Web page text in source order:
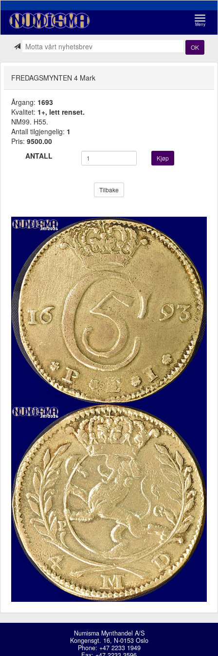
Meny
OK
FREDAGSMYNTEN 4 Mark
Årgang: 1693
Kvalitet: 1+, lett renset.
NM99. H55.
Antall tilgjengelig: 1
Pris: 9500.00
ANTALL
Kjøp
Tilbake
Numisma Mynthandel A/S
Kongensgt. 16, N-0153 Oslo
Phone: +47 2233 1949